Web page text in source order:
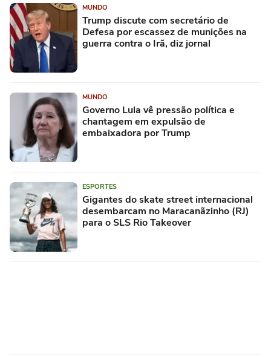
MUNDO
Trump discute com secretário de
Defesa por escassez de munições na
guerra contra o Irã, diz jornal
MUNDO
Governo Lula vê pressão política e
chantagem em expulsão de
embaixadora por Trump
ESPORTES
Gigantes do skate street internacional
desembarcam no Maracanãzinho (RJ)
para o SLS Rio Takeover